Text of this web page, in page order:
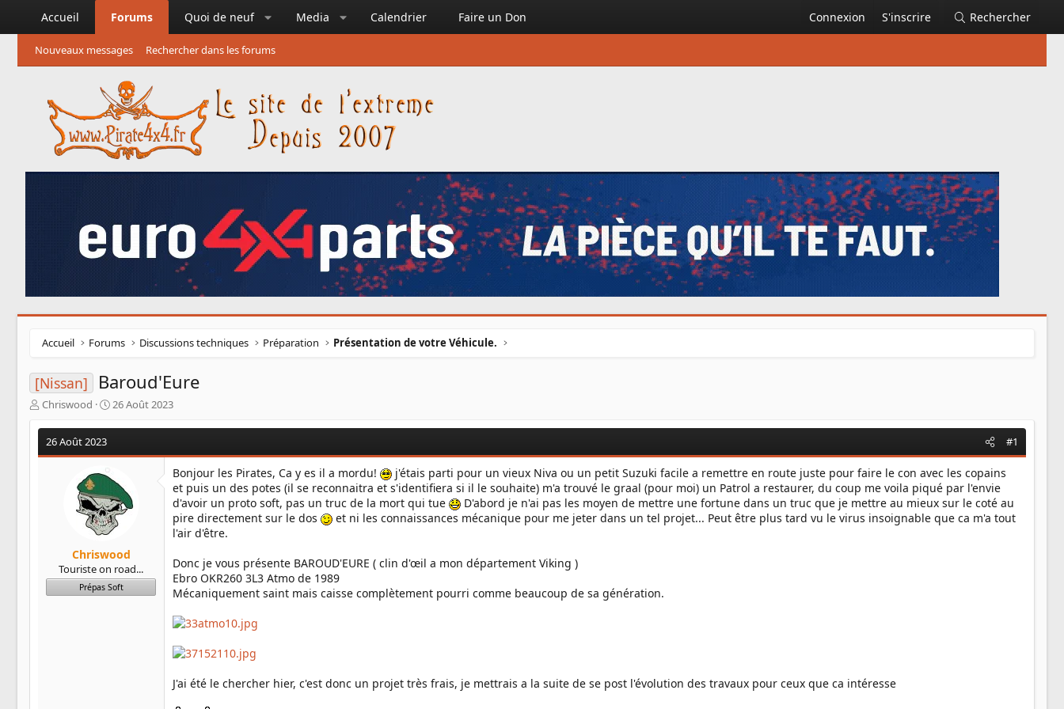
Accueil Forums Quoi de neuf Media Calendrier Faire un Don Connexion S'inscrire Rechercher
Nouveaux messages Rechercher dans les forums
Accueil Forums Discussions techniques Préparation Présentation de votre Véhicule.
[Nissan] Baroud'Eure
A
t
e
u
Chriswood
D
t
d
d
é
b
u
26 Août 2023
26 Août 2023 #1
Chriswood
Touriste on road...
Prépas Soft
Bonjour les Pirates, Ca y es il a mordu!
j'étais parti pour un vieux Niva ou un petit Suzuki facile a remettre en route juste pour faire le con avec les copains
et puis un des potes (il se reconnaitra et s'identifiera si il le souhaite) m'a trouvé le graal (pour moi) un Patrol a restaurer, du coup me voila piqué par l'envie
d'avoir un proto soft, pas un truc de la mort qui tue
D'abord je n'ai pas les moyen de mettre une fortune dans un truc que je mettre au mieux sur le coté au
pire directement sur le dos
et ni les connaissances mécanique pour me jeter dans un tel projet... Peut être plus tard vu le virus insoignable que ca m'a tout
l'air d'être.
Donc je vous présente BAROUD'EURE ( clin d'œil a mon département Viking )
Ebro OKR260 3L3 Atmo de 1989
Mécaniquement saint mais caisse complètement pourri comme beaucoup de sa génération.
J'ai été le chercher hier, c'est donc un projet très frais, je mettrais a la suite de se post l'évolution des travaux pour ceux que ca intéresse